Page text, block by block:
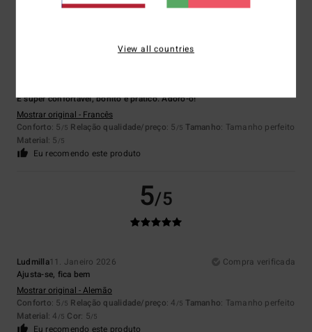
5
É super confortável, bonito e prático. Adoro-o!
Mostrar original - Francês
Conforto: 5 /5 Relação qualidade/preço: 5 /5 Tamanho: Tamanho perfeito
Material: 5 /5
Eu recomendo este produto
5/5
Ludmilla11. Janeiro 2026
Compra verificada
Ajusta-se, fica bem
Mostrar original - Alemão
Conforto: 5 /5 Relação qualidade/preço: 4 /5 Tamanho: Tamanho perfeito
Material: 4 /5 Cor: 5/5
Eu recomendo este produto
View all countries